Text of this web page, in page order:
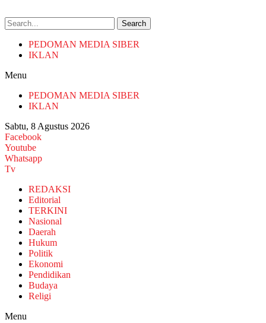
Search
PEDOMAN MEDIA SIBER
IKLAN
Menu
PEDOMAN MEDIA SIBER
IKLAN
Sabtu, 8 Agustus 2026
Facebook
Youtube
Whatsapp
Tv
REDAKSI
Editorial
TERKINI
Nasional
Daerah
Hukum
Politik
Ekonomi
Pendidikan
Budaya
Religi
Menu